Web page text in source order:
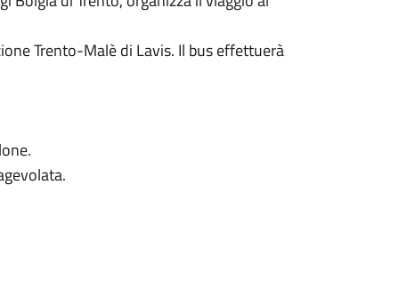
Trento-Malè di Lavis. Il bus effettuerà